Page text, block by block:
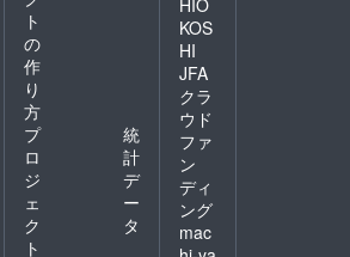
ト
の
作
り
方
プ
ロ
ジ
ェ
ク
ト
統
計
デ
ー
タ
HIO
KOS
HI
JFA
クラ
ウド
ファ
ン
ディ
ング
mac